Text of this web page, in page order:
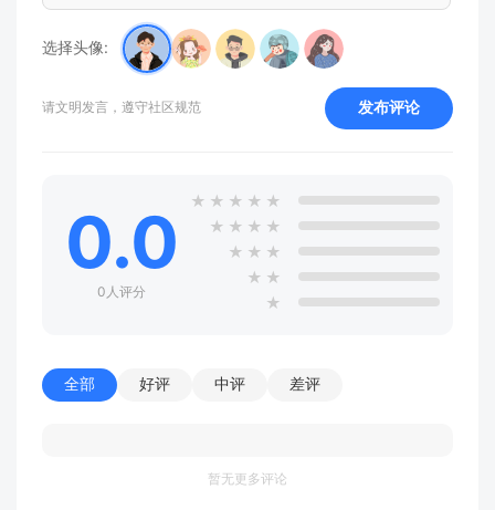
选择头像:
请文明发言，遵守社区规范 发布评论
0.0
0人评分
★ ★ ★ ★ ★
★ ★ ★ ★
★ ★ ★
★ ★
★
全部 好评 中评 差评
暂无更多评论